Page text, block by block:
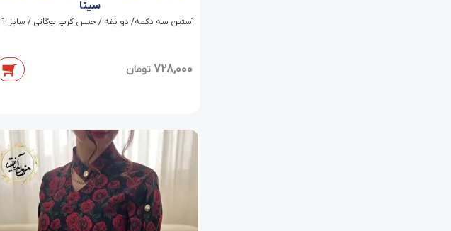
سیتا
آستین سه دکمه/ دو یقه / جنس کرپ بوگاتی / سایز 1 تا 4
728,000 تومان